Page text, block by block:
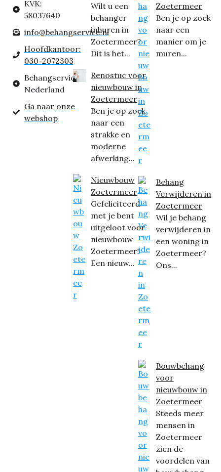
KVK:
58037640
info@behangservice.nl
Hoofdkantoor:
030-2072303
Behangservice
Nederland
Ga naar onze
webshop
Wilt u een
behanger
inhuren in
Zoetermeer?
Dit is het...
Renostuc voor
nieuwbouw in
Zoetermeer
Ben je op zoek
naar een
strakke en
moderne
afwerking...
Nieuwbouw
Zoetermeer
Gefeliciteerd
met je bent
uitgeloot voor
nieuwbouw
Zoetermeer!
Een nieuw...
Zoetermeer
Ben je op zoek
naar een
manier om je
muren...
Behang
Verwijderen in
Zoetermeer
Wil je behang
verwijderen in
een woning in
Zoetermeer?
Ons...
Bouwbehang
voor
nieuwbouw in
Zoetermeer
Steeds meer
mensen in
Zoetermeer
zien de
voordelen van